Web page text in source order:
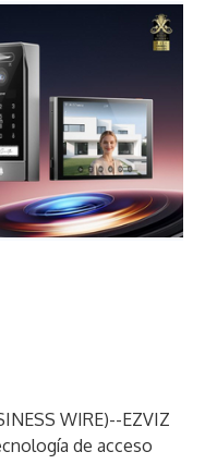
WIRE)--EZVIZ
de acceso